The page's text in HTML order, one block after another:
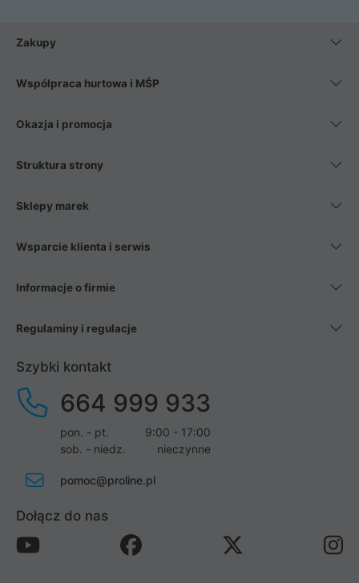
wentylatory. Na koniec mając już to wszystko, możesz
Zakupy
Współpraca hurtowa i MŚP
Okazja i promocja
Struktura strony
Sklepy marek
Wsparcie klienta i serwis
Informacje o firmie
Regulaminy i regulacje
Szybki kontakt
664 999 933
pon. - pt.
9:00 - 17:00
sob. - niedz.
nieczynne
pomoc@proline.pl
Dołącz do nas